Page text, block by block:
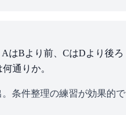
はBより前、CはDより後ろ
通りか。
条件整理の練習が効果的で